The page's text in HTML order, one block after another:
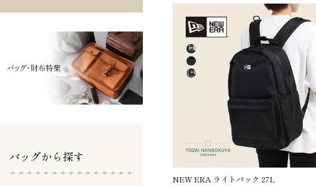
バッグから探す
NEW ERA ライトパック 27L